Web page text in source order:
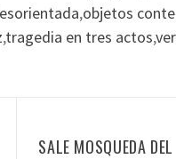
,objetos
,tragedia en tres actos,
SALE MOSQUEDA